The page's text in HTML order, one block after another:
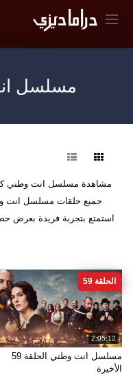
مسلسل
مشاهدة مسلسل انت وطني
جميع حلقات مسلسل انت
استمتع بتجربة فريدة بعرض
2:05:12
الحلقة 59
مسلسل انت وطني الحلقة 59
الأخيرة